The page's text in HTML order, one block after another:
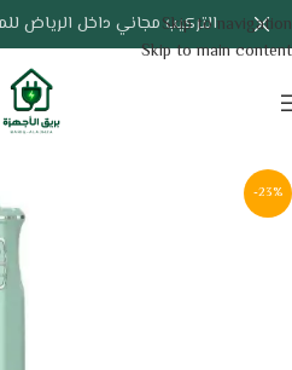
Skip to navigation
Skip to main content
التركيب مجاني داخل الرياض
-23%